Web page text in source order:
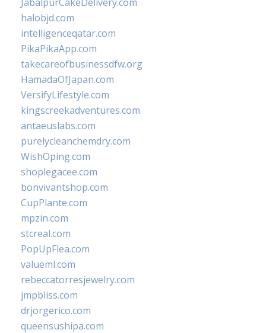
halobjd.com
intelligenceqatar.com
PikaPikaApp.com
takecareofbusinessdfw.org
HamadaOfJapan.com
VersifyLifestyle.com
kingscreekadventures.com
antaeuslabs.com
purelycleanchemdry.com
WishOping.com
shoplegacee.com
bonvivantshop.com
CupPlante.com
mpzin.com
stcreal.com
PopUpFlea.com
valueml.com
rebeccatorresjewelry.com
jmpbliss.com
drjorgerico.com
queensushipa.com